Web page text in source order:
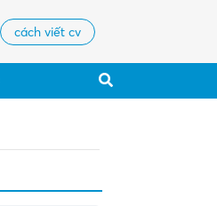
cách viết cv